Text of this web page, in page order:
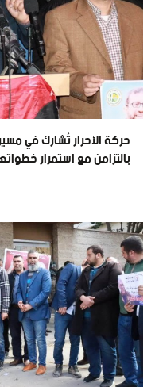
حركة الأحرار تُشارك في
بالتزامن مع استمرار